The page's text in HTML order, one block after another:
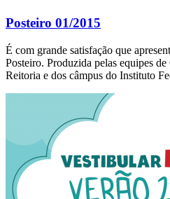
Posteiro 01/2015
É com grande satisfação que
Posteiro. Produzida pelas equipes
Reitoria e dos câmpus do Instituto